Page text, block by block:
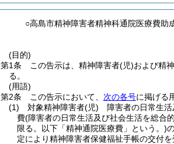
○高島市精神障害者精神科通院医療費助
(目的)
第1条
この告示は、精神障害者(児)および精
る。
(用語)
第2条
この告示において、 次の各号に掲げる
(1)
対象精神障害者(児) 障害者の日常生活
費(障害者の日常生活及び社会生活を総合
限る。以下「精神通院医療費」という。)
定により精神障害者保健福祉手帳の交付